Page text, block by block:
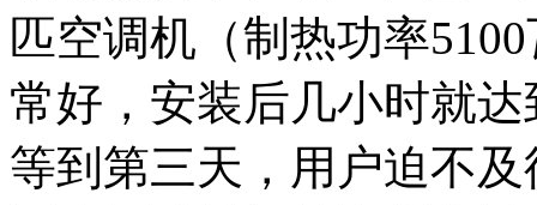
匹空调机（制热功率
常好，安装后几小时就
等到第三天，用户迫不